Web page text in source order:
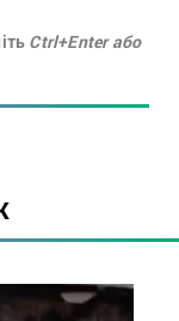
Ctrl+Enter або